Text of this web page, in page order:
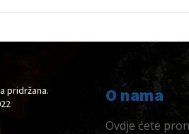
pridržana.
O nama
Ovdje ćete